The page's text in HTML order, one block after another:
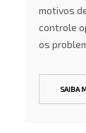
motivos
controle
os
SAIBA